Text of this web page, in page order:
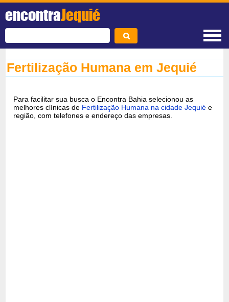
encontraJequié
Fertilização Humana em Jequié
Para facilitar sua busca o Encontra Bahia selecionou as
melhores clínicas de Fertilização Humana na cidade Jequié e
região, com telefones e endereço das empresas.